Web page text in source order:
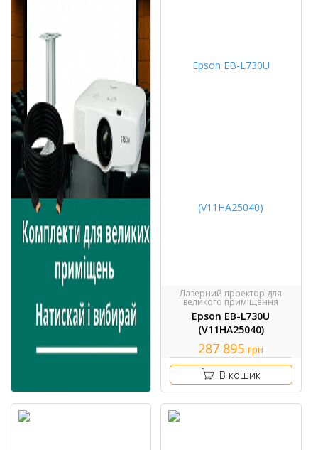
Лазерний проектор для
великого приміщення
Epson EB-L730U
(V11HA25040)
287 895 грн
В кошик